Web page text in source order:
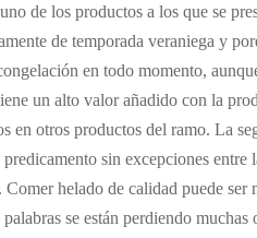
de los productos a los que se
de temporada veraniega y
en todo momento,
un alto valor añadido con la
en otros productos del ramo. La
predicamento sin excepciones
Comer helado de calidad puede ser
palabras se están perdiendo